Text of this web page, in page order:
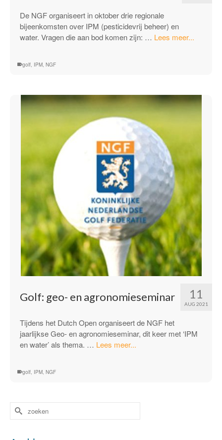
De NGF organiseert in oktober drie regionale
bijeenkomsten over IPM (pesticidevrij beheer) en
water. Vragen die aan bod komen zijn: … Lees meer...
golf, IPM, NGF
11
AUG 2021
Golf: geo- en agronomieseminar
Tijdens het Dutch Open organiseert de NGF het
jaarlijkse Geo- en agronomieseminar, dit keer met ‘IPM
en water’ als thema. … Lees meer...
golf, IPM, NGF
Zoek
naar: